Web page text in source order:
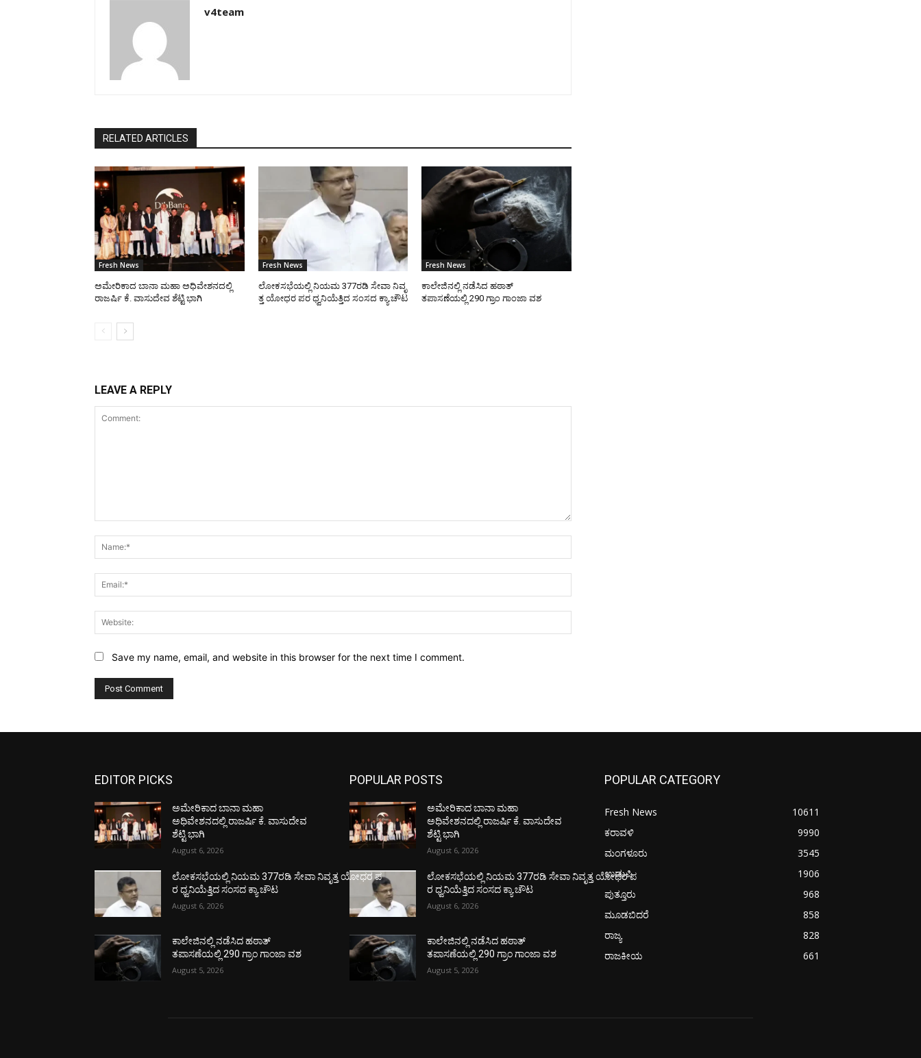
v4team
RELATED ARTICLES
Fresh News
ಅಮೇರಿಕಾದ ಬಾನಾ ಮಹಾ ಅಧಿವೇಶನದಲ್ಲಿ
ರಾಜರ್ಷಿ ಕೆ. ವಾಸುದೇವ ಶೆಟ್ಟಿ ಭಾಗಿ
Fresh News
ಲೋಕಸಭೆಯಲ್ಲಿ ನಿಯಮ 377ರಡಿ ಸೇವಾ ನಿವೃ
ತ್ತ ಯೋಧರ ಪರ ಧ್ವನಿಯೆತ್ತಿದ ಸಂಸದ ಕ್ಯಾ.ಚೌಟ
Fresh News
ಕಾಲೇಜಿನಲ್ಲಿ ನಡೆಸಿದ ಹಠಾತ್
ತಪಾಸಣೆಯಲ್ಲಿ 290 ಗ್ರಾಂ ಗಾಂಜಾ ವಶ
LEAVE A REPLY
Save my name, email, and website in this browser for the next time I comment.
EDITOR PICKS
ಅಮೇರಿಕಾದ ಬಾನಾ ಮಹಾ
ಅಧಿವೇಶನದಲ್ಲಿ ರಾಜರ್ಷಿ ಕೆ. ವಾಸುದೇವ
ಶೆಟ್ಟಿ ಭಾಗಿ
August 6, 2026
ಲೋಕಸಭೆಯಲ್ಲಿ ನಿಯಮ 377ರಡಿ ಸೇವಾ ನಿವೃತ್ತ ಯೋಧರ ಪ
ರ ಧ್ವನಿಯೆತ್ತಿದ ಸಂಸದ ಕ್ಯಾ.ಚೌಟ
August 6, 2026
ಕಾಲೇಜಿನಲ್ಲಿ ನಡೆಸಿದ ಹಠಾತ್
ತಪಾಸಣೆಯಲ್ಲಿ 290 ಗ್ರಾಂ ಗಾಂಜಾ ವಶ
August 5, 2026
POPULAR POSTS
ಅಮೇರಿಕಾದ ಬಾನಾ ಮಹಾ
ಅಧಿವೇಶನದಲ್ಲಿ ರಾಜರ್ಷಿ ಕೆ. ವಾಸುದೇವ
ಶೆಟ್ಟಿ ಭಾಗಿ
August 6, 2026
ಲೋಕಸಭೆಯಲ್ಲಿ ನಿಯಮ 377ರಡಿ ಸೇವಾ ನಿವೃತ್ತ ಯೋಧರ ಪ
ರ ಧ್ವನಿಯೆತ್ತಿದ ಸಂಸದ ಕ್ಯಾ.ಚೌಟ
August 6, 2026
ಕಾಲೇಜಿನಲ್ಲಿ ನಡೆಸಿದ ಹಠಾತ್
ತಪಾಸಣೆಯಲ್ಲಿ 290 ಗ್ರಾಂ ಗಾಂಜಾ ವಶ
August 5, 2026
POPULAR CATEGORY
Fresh News
10611
ಕರಾವಳಿ
9990
ಮಂಗಳೂರು
3545
ಉಡುಪಿ
1906
ಪುತ್ತೂರು
968
ಮೂಡಬಿದರೆ
858
ರಾಜ್ಯ
828
ರಾಜಕೀಯ
661